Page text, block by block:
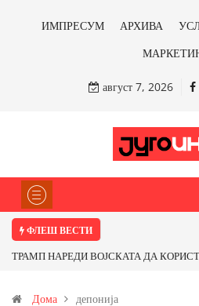
ИМПРЕСУМ АРХИВА
август 7, 2026
ФЛЕШ ВЕСТИ
Почнува реконструкцијата на улицата
Дома депонија